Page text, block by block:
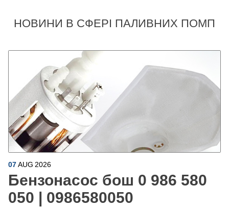
НОВИНИ В СФЕРІ ПАЛИВНИХ ПОМП
07AUG 2026
Бензонасос бош 0 986 580
050 | 0986580050